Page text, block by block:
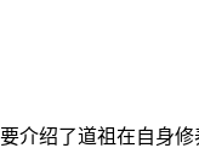
介绍了道祖在自身